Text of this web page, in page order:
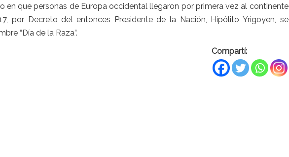
en que personas de Europa occidental llegaron por primera vez al continente
por Decreto del entonces Presidente de la Nación, Hipólito Yrigoyen, se
“Día de la Raza”.
Compartí: